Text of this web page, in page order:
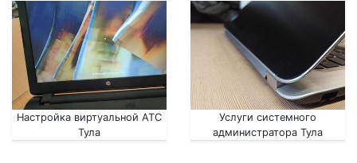
Настройка виртуальной АТС
Тула
Услуги системного
администратора Тула